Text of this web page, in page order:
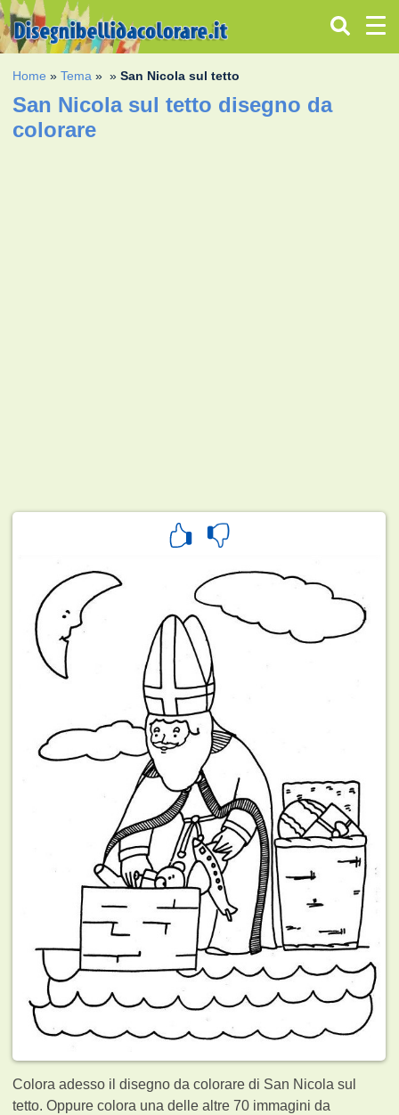
Home »Tema » »San Nicola sul tetto
San Nicola sul tetto disegno da
colorare
Colora adesso il disegno da colorare di San Nicola sul
tetto. Oppure colora una delle altre 70 immagini da